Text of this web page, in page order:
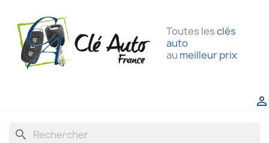
Toutes lesclés
auto
au meilleur prix

search